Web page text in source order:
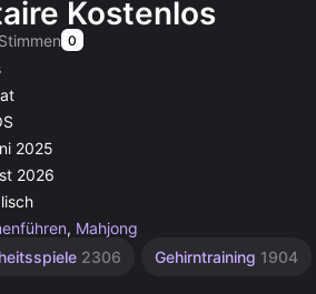
Kostenlos
0
2025
2026
, Mahjong
2306 Gehirntraining 1904